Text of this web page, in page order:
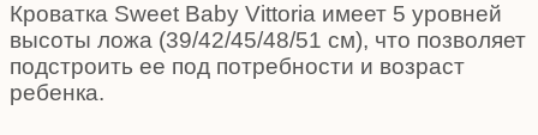
Кроватка Sweet Baby Vittoria имеет 5 уровней
высоты ложа (39/42/45/48/51 см), что позволяет
подстроить ее под потребности и возраст
ребенка.